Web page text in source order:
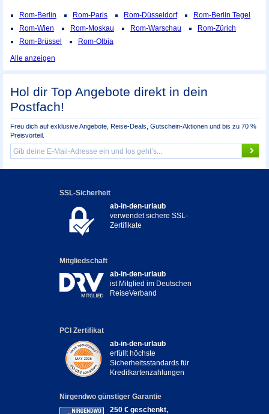
Rom-Berlin Rom-Paris Rom-Düsseldorf
Rom-Berlin Tegel
Rom-Wien
Rom-Moskau Rom-Warschau
Rom-Zürich
Rom-Brüssel
Rom-Olbia
Alle anzeigen
Hol dir Top Angebote direkt in dein
Postfach!
Freu dich auf exklusive Angebote, Reise-Deals, Gutschein-Aktionen und bis zu 70 %
Preisvorteil.
SSL-Sicherheit
ab-in-den-urlaub
verwendet sichere SSL-
Zertifikate
Mitgliedschaft
ab-in-den-urlaub
ist Mitglied im Deutschen
ReiseVerband
PCI Zertifikat
ab-in-den-urlaub
erfüllt höchste
Sicherheitsstandards für
Kreditkartenzahlungen
Nirgendwo günstiger Garantie
250 € geschenkt,